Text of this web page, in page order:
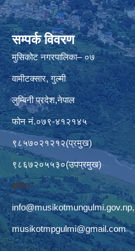
सम्पर्क विवरण
मुसिकोट नगरपालिका– ०७
वामीटक्सार, गुल्मी
लुम्बिनी प्रदेश,नेपाल
फोन नं.०७९-४१२१४५
९८५७०२१२१२(प्रमुख)
९८६७२०५५३०(उपप्रमुख)
इमेलः–
info@musikotmungulmi.gov.np,
musikotmpgulmi@gmail.com